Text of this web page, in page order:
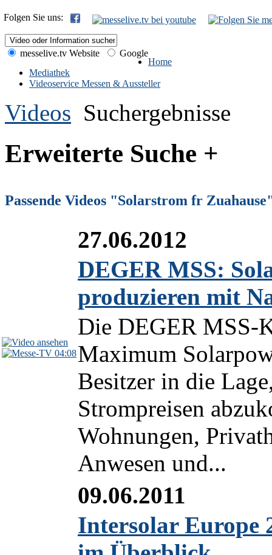
Folgen Sie uns:
messelive.tv Website
Google
Home
Mediathek
Videoservice Messen & Aussteller
Videos Suchergebnisse
Erweiterte Suche +
Passende Videos "Solarstrom fr
04:08
27.06.2012
DEGER MSS:
produzieren mit
Die DEGER MSS-
Maximum
Besitzer in die
Strompreisen
Wohnungen,
Anwesen und...
09.06.2011
Intersolar Europe